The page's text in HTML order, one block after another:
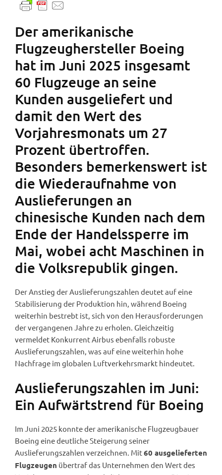
Der amerikanische
Flugzeughersteller Boeing
hat im Juni 2025 insgesamt
60 Flugzeuge an seine
Kunden ausgeliefert und
damit den Wert des
Vorjahresmonats um 27
Prozent übertroffen.
Besonders bemerkenswert ist
die Wiederaufnahme von
Auslieferungen an
chinesische Kunden nach dem
Ende der Handelssperre im
Mai, wobei acht Maschinen in
die Volksrepublik gingen.
Der Anstieg der Auslieferungszahlen deutet auf eine
Stabilisierung der Produktion hin, während Boeing
weiterhin bestrebt ist, sich von den Herausforderungen
der vergangenen Jahre zu erholen. Gleichzeitig
vermeldet Konkurrent Airbus ebenfalls robuste
Auslieferungszahlen, was auf eine weiterhin hohe
Nachfrage im globalen Luftverkehrsmarkt hindeutet.
Auslieferungszahlen im Juni:
Ein Aufwärtstrend für Boeing
Im Juni 2025 konnte der amerikanische Flugzeugbauer
Boeing eine deutliche Steigerung seiner
Auslieferungszahlen verzeichnen. Mit60 ausgelieferten
Flugzeugen übertraf das Unternehmen den Wert des